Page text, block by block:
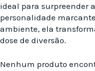
ideal para surpreender
personalidade
ambiente, ela
dose de diversão.
Nenhum produto